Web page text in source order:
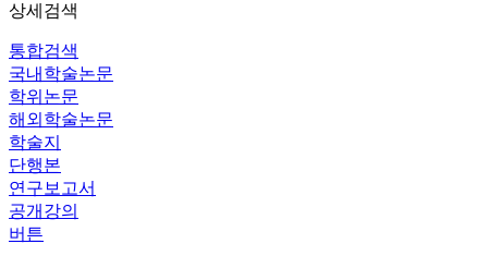
상세검색
통합검색
국내학술논문
학위논문
해외학술논문
학술지
단행본
연구보고서
공개강의
버튼